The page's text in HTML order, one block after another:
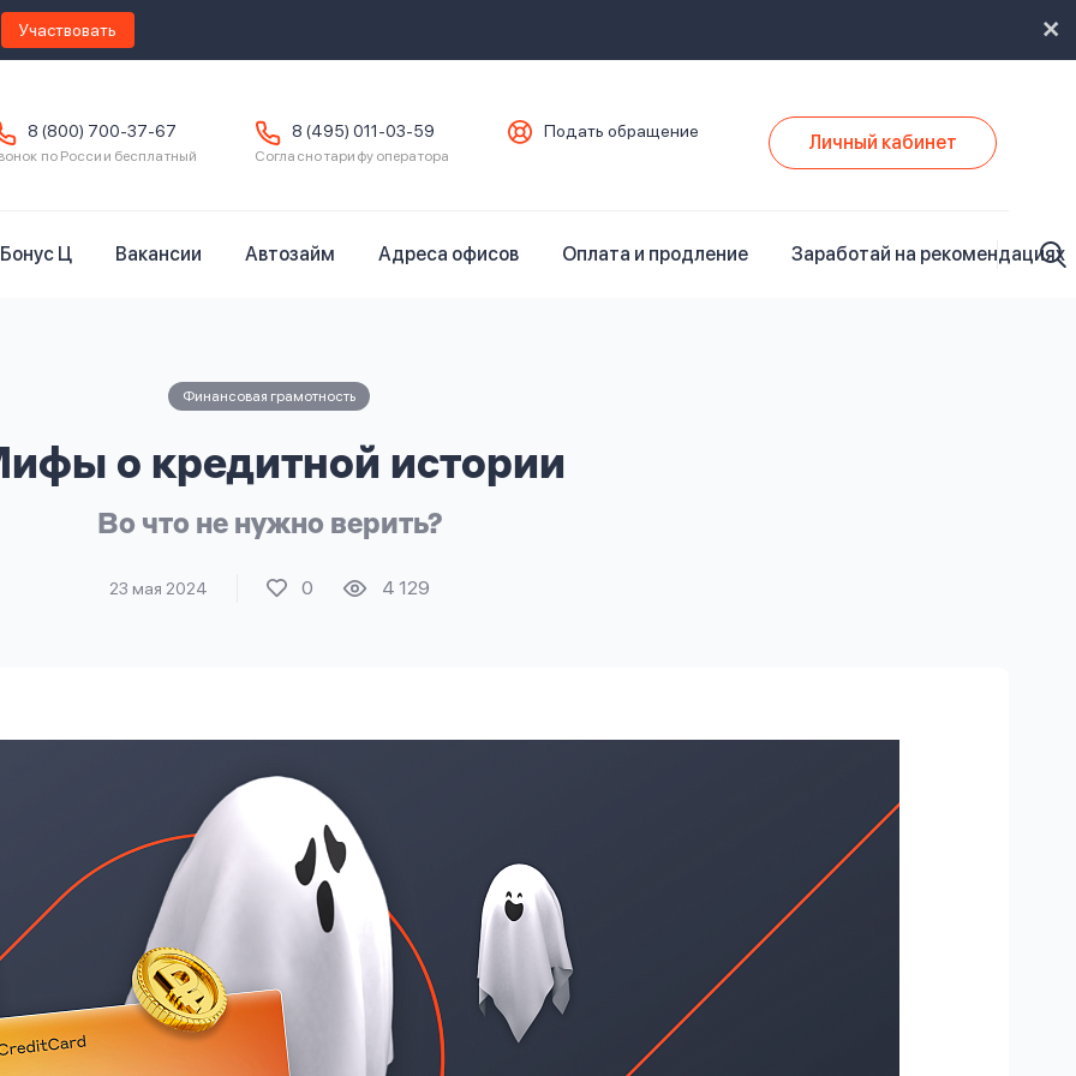
Участвовать
8 (800) 700-37-67
по России бесплатный
8 (495) 011-03-59
Согласно тарифу оператора
Подать обращение Личный кабинет
Бонус Ц Вакансии Автозайм Адреса офисов Оплата и продление Заработай на рекомендациях
Финансовая грамотность
о кредитной истории
Во что не нужно верить?
23 мая 2024 0 4 129